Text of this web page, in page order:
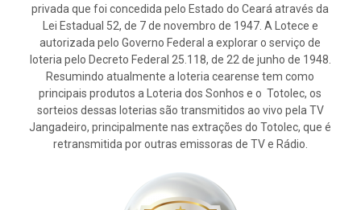
privada que foi concedida pelo Estado do Ceará através da
Lei Estadual 52, de 7 de novembro de 1947. A Lotece e
autorizada pelo Governo Federal a explorar o serviço de
loteria pelo Decreto Federal 25.118, de 22 de junho de 1948.
Resumindo atualmente a loteria cearense tem como
principais produtos a Loteria dos Sonhos e o Totolec, os
sorteios dessas loterias são transmitidos ao vivo pela TV
Jangadeiro, principalmente nas extrações do Totolec, que é
retransmitida por outras emissoras de TV e Rádio.